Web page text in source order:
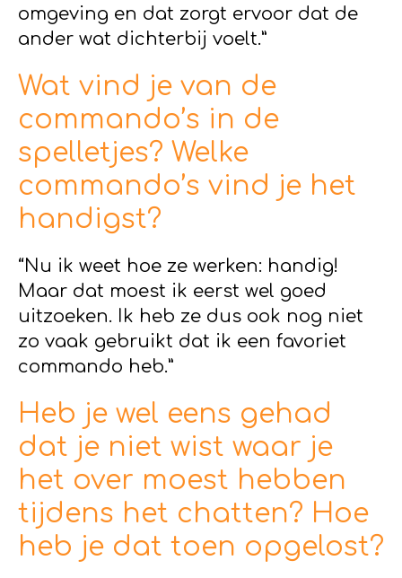
omgeving en dat zorgt ervoor dat de
ander wat dichterbij voelt.”
Wat vind je van de
commando’s in de
spelletjes? Welke
commando’s vind je het
handigst?
“Nu ik weet hoe ze werken: handig!
Maar dat moest ik eerst wel goed
uitzoeken. Ik heb ze dus ook nog niet
zo vaak gebruikt dat ik een favoriet
commando heb.”
Heb je wel eens gehad
dat je niet wist waar je
het over moest hebben
tijdens het chatten? Hoe
heb je dat toen opgelost?